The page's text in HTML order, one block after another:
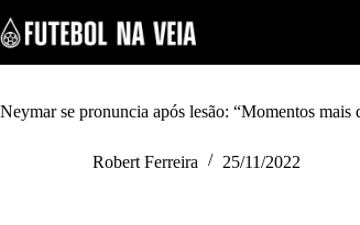
k
i
p
o
Neymar se pronuncia após lesão: “Momentos mais
Robert Ferreira 25/11/2022